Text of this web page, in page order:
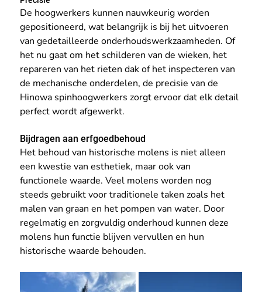
De hoogwerkers kunnen nauwkeurig worden
gepositioneerd, wat belangrijk is bij het uitvoeren
van gedetailleerde onderhoudswerkzaamheden. Of
het nu gaat om het schilderen van de wieken, het
repareren van het rieten dak of het inspecteren van
de mechanische onderdelen, de precisie van de
Hinowa spinhoogwerkers zorgt ervoor dat elk detail
perfect wordt afgewerkt.
Bijdragen aan erfgoedbehoud
Het behoud van historische molens is niet alleen
een kwestie van esthetiek, maar ook van
functionele waarde. Veel molens worden nog
steeds gebruikt voor traditionele taken zoals het
malen van graan en het pompen van water. Door
regelmatig en zorgvuldig onderhoud kunnen deze
molens hun functie blijven vervullen en hun
historische waarde behouden.